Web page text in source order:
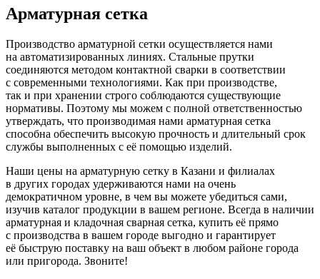
Арматурная сетка
Производство арматурной сетки осуществляется нами
на автоматизированных линиях. Стальные прутки
соединяются методом контактной сварки в соответствии
с современными технологиями. Как при производстве,
так и при хранении строго соблюдаются существующие
нормативы. Поэтому мы можем с полной ответственностью
утверждать, что производимая нами арматурная сетка
способна обеспечить высокую прочность и длительный срок
службы выполненных с её помощью изделий.
Наши цены на арматурную сетку в Казани и филиалах
в других городах удерживаются нами на очень
демократичном уровне, в чем вы можете убедиться сами,
изучив каталог продукции в вашем регионе. Всегда в наличии
арматурная и кладочная сварная сетка, купить её прямо
с производства в вашем городе выгодно и гарантирует
её быструю поставку на ваш объект в любом районе города
или пригорода. Звоните!